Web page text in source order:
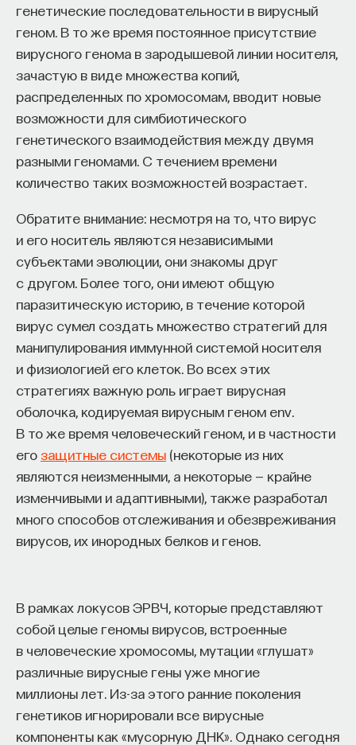
генетические последовательности в вирусный
геном. В то же время постоянное присутствие
вирусного генома в зародышевой линии носителя,
зачастую в виде множества копий,
распределенных по хромосомам, вводит новые
возможности для симбиотического
генетического взаимодействия между двумя
разными геномами. С течением времени
количество таких возможностей возрастает.
Обратите внимание: несмотря на то, что вирус
и его носитель являются независимыми
субъектами эволюции, они знакомы друг
с другом. Более того, они имеют общую
паразитическую историю, в течение которой
вирус сумел создать множество стратегий для
манипулирования иммунной системой носителя
и физиологией его клеток. Во всех этих
стратегиях важную роль играет вирусная
оболочка, кодируемая вирусным геном env.
В то же время человеческий геном, и в частности
его защитные системы (некоторые из них
являются неизменными, а некоторые — крайне
изменчивыми и адаптивными), также разработал
много способов отслеживания и обезвреживания
вирусов, их инородных белков и генов.
В рамках локусов ЭРВЧ, которые представляют
собой целые геномы вирусов, встроенные
в человеческие хромосомы, мутации «глушат»
различные вирусные гены уже многие
миллионы лет. Из-за этого ранние поколения
генетиков игнорировали все вирусные
компоненты как «мусорную ДНК». Однако сегодня